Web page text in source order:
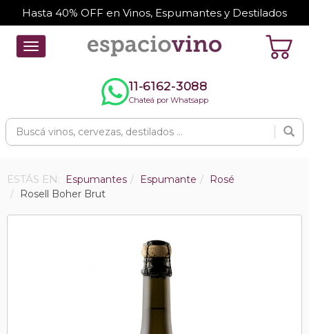
Hasta 40% OFF en Vinos, Espumantes y Destilados
Toggle
navigation
11-6162-3088
Chateá por Whatsapp
ESTÁS EN: Espumantes Espumante
Rosé
Rosell Boher Brut